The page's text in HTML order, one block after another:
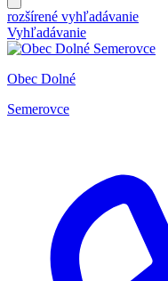
rozšírené vyhľadávanie
Vyhľadávanie
Obec Dolné
Semerovce